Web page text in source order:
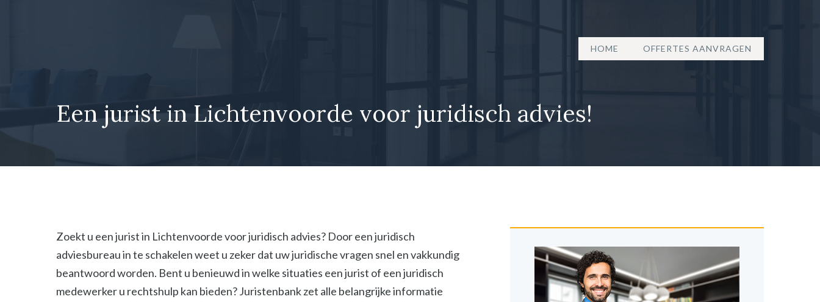
HOME OFFERTES AANVRAGEN
Een jurist in Lichtenvoorde voor juridisch advies!
Zoekt u een jurist in Lichtenvoorde voor juridisch advies? Door een juridisch
adviesbureau in te schakelen weet u zeker dat uw juridische vragen snel en vakkundig
beantwoord worden. Bent u benieuwd in welke situaties een jurist of een juridisch
medewerker u rechtshulp kan bieden? Juristenbank zet alle belangrijke informatie